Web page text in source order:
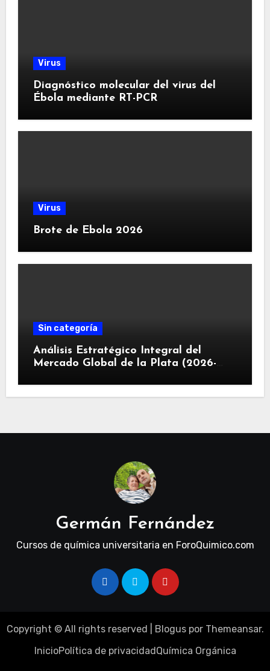
Virus
Diagnóstico molecular del virus del
Ébola mediante RT-PCR
Virus
Brote de Ebola 2026
Sin categoría
Análisis Estratégico Integral del
Mercado Global de la Plata (2026-
Estructural, Revolución Industrial
Germán Fernández
Cursos de química universitaria en ForoQuimico.com
Copyright © All rights reserved Bloguspor Themeansar.
InicioPolítica de privacidad Química Orgánica